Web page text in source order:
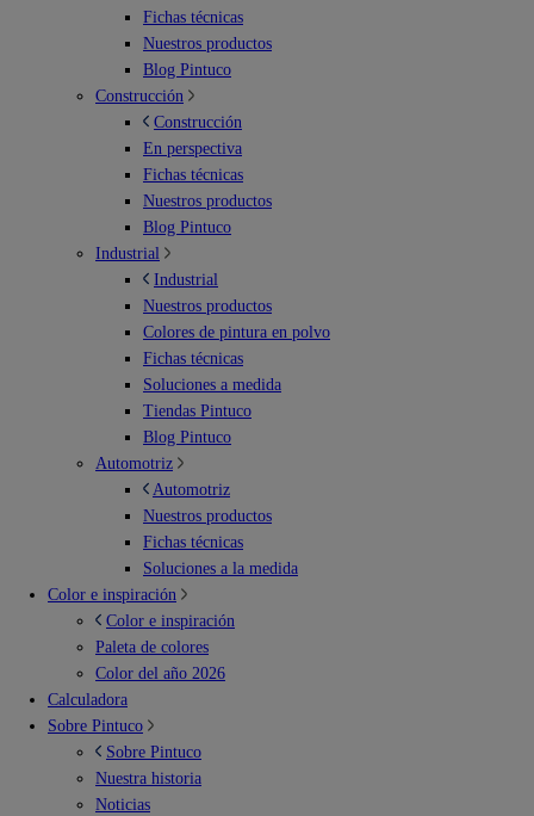
Fichas técnicas
Nuestros productos
Blog Pintuco
Construcción
Construcción
En perspectiva
Fichas técnicas
Nuestros productos
Blog Pintuco
Industrial
Industrial
Nuestros productos
Colores de pintura en polvo
Fichas técnicas
Soluciones a medida
Tiendas Pintuco
Blog Pintuco
Automotriz
Automotriz
Nuestros productos
Fichas técnicas
Soluciones a la medida
Color e inspiración
Color e inspiración
Paleta de colores
Color del año 2026
Calculadora
Sobre Pintuco
Sobre Pintuco
Nuestra historia
Noticias